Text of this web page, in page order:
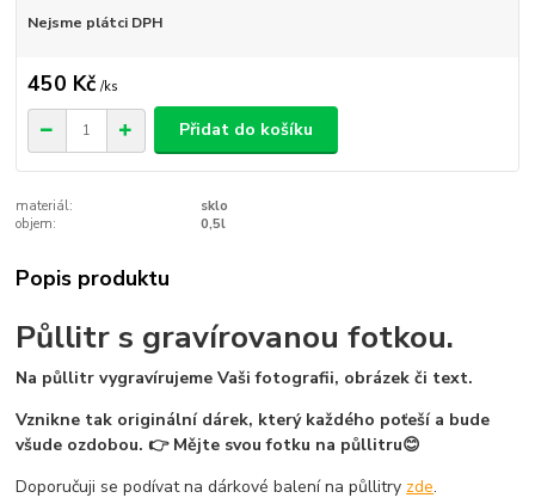
Nejsme plátci DPH
450 Kč /ks
Přidat do košíku
materiál:
sklo
objem:
0,5l
Popis produktu
Půllitr s gravírovanou fotkou.
Na půllitr vygravírujeme Vaši fotografii, obrázek či text.
Vznikne tak originální dárek, který každého poťeší a bude
všude ozdobou. 👉 Mějte svou fotku na půllitru😊
Doporučuji se podívat na dárkové balení na půllitry zde.